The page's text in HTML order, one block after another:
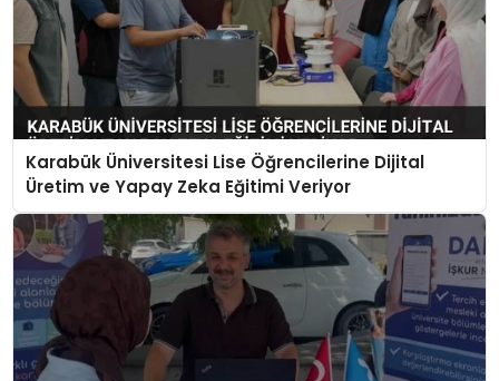
Karabük Üniversitesi Lise Öğrencilerine Dijital
Üretim ve Yapay Zeka Eğitimi Veriyor